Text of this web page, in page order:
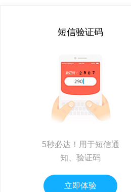
短信验证码
5秒必达！用于短信通
知、验证码
立即体验